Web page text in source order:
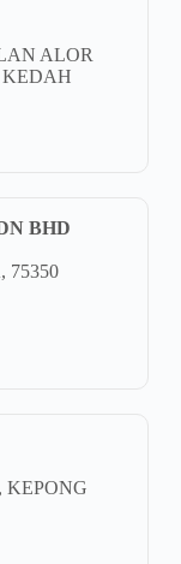
ALOR
KEDAH
BHD
75350
KEPONG